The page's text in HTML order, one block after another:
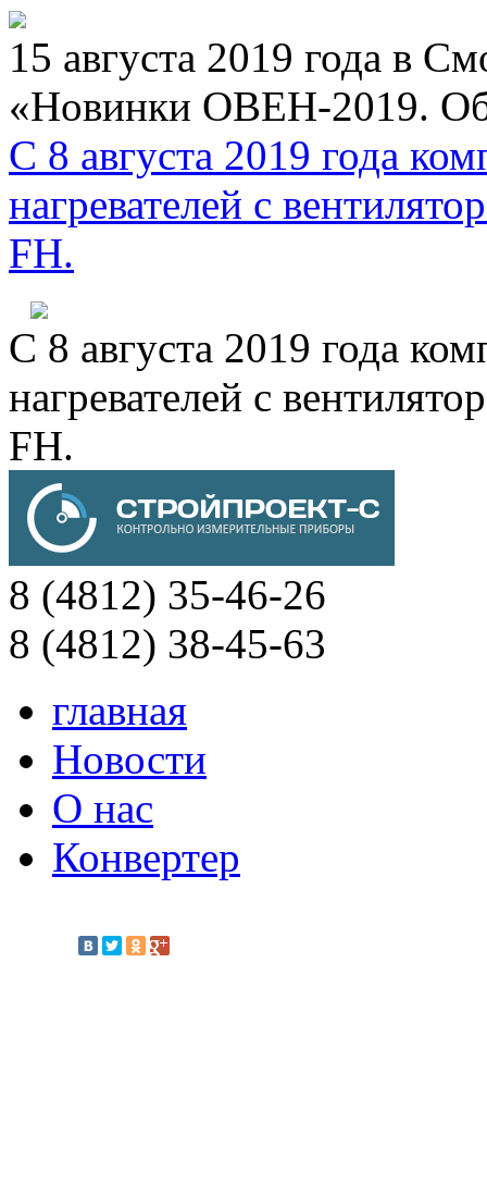
15 августа 2019 года в
«Новинки ОВЕН-2019.
С 8 августа 2019 года
нагревателей с
FH.
С 8 августа 2019 года
нагревателей с
FH.
8 (4812) 35-46-26
8 (4812) 38-45-63
главная
Новости
О нас
Конвертер